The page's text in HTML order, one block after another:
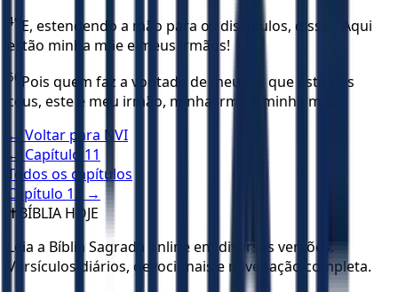
49 E, estendendo a mão para os discípulos, disse: "Aqui
estão minha mãe e meus irmãos!
50 Pois quem faz a vontade de meu Pai que está nos
céus, este é meu irmão, minha irmã e minha mãe".
← Voltar para NVI
← Capítulo 11
Todos os capítulos
Capítulo 13
→
✝️ BÍBLIA HOJE
Leia a Bíblia Sagrada online em diversas versões.
Versículos diários, devocionais e navegação completa.